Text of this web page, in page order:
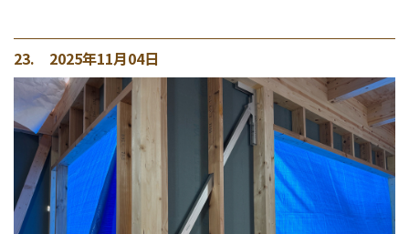
23. 2025年11月04日